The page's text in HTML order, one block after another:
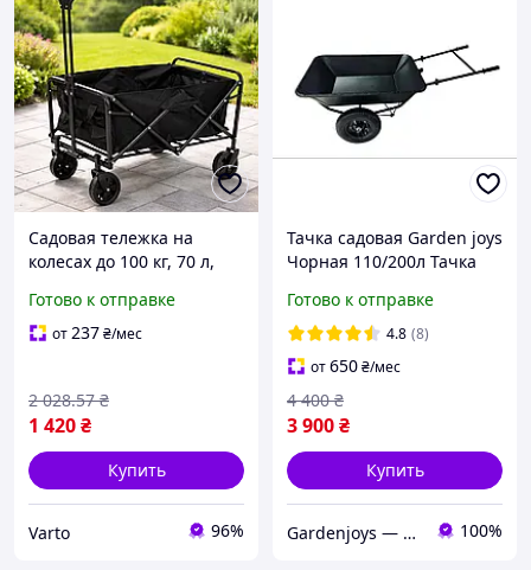
Садовая тележка на
колесах до 100 кг, 70 л,
Грузовая тележка /
Складная тележка для
Готово к отправке
от237₴/мес
1 420₴
2 028.57 ₴
Купить
Varto 96%
Тачка садовая Garden joys
Чорная 110/200л Тачка
Тачка для перевозки
песка Тачка для груза
Готово к отправке
4.8 (8)
от650₴/мес
3 900₴
4 400 ₴
Купить
Gardenjoys — тачки, колеса та комплектуючі для саду і будівництва 100%